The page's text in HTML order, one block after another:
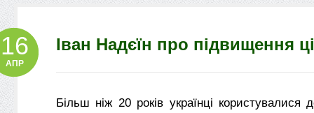
Іван Надєїн про підвищення
16
АПР
Більш ніж 20 років українці користувалися